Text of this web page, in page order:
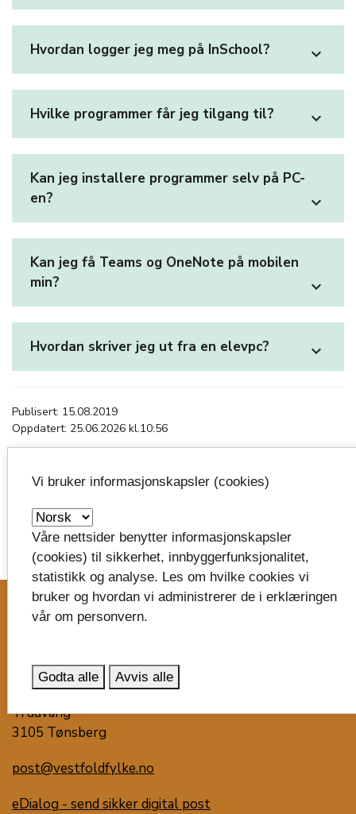
Hvordan logger jeg meg på InSchool? expand_more
Hvilke programmer får jeg tilgang til? expand_more
Kan jeg installere programmer selv på PC-
en?
expand_more
Kan jeg få Teams og OneNote på mobilen
min?
expand_more
Hvordan skriver jeg ut fra en elevpc? expand_more
Publisert: 15.08.2019
Oppdatert: 25.06.2026 kl.10:56
image_search
Vestfold fylkeskommune
Postboks 1213
Trudvang
3105 Tønsberg
post@vestfoldfylke.no
eDialog - send sikker digital post
Vi bruker informasjonskapsler (cookies)
Våre nettsider benytter informasjonskapsler
(cookies) til sikkerhet, innbyggerfunksjonalitet,
statistikk og analyse. Les om hvilke cookies vi
bruker og hvordan vi administrerer de i erklæringen
vår om personvern.
Godta alle Avvis alle